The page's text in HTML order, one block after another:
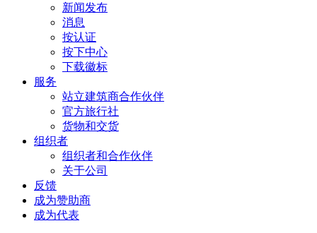
新闻发布
消息
按认证
按下中心
下载徽标
服务
站立建筑商合作伙伴
官方旅行社
货物和交货
组织者
组织者和合作伙伴
关于公司
反馈
成为赞助商
成为代表